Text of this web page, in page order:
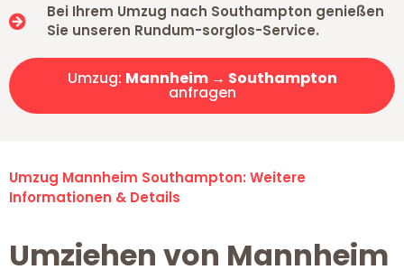
Bei Ihrem Umzug nach Southampton genießen
Sie unseren Rundum-sorglos-Service.
Umzug: Mannheim → Southampton
anfragen
Umzug Mannheim Southampton: Weitere
Informationen & Details
Umziehen von Mannheim